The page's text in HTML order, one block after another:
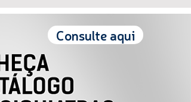
Consulte aqui